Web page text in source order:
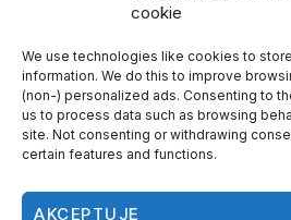
cookie
We use technologies like cookies to
information. We do this to improve
(non-) personalized ads. Consenting to
us to process data such as browsing
site. Not consenting or withdrawing
certain features and functions.
AKCEPTUJĘ
Infrastruktura Wodorowa
Magazynowanie Energii
Małopolska
Neutralność Klimatyczna
Odnawialne Źródła Energii
Ogniwa
OZE
Polska Produkcja Wodoru
Technologia Wodorowa